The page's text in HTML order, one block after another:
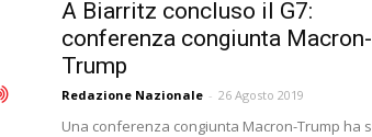
A Biarritz concluso il G7:
conferenza congiunta Macron-
Trump
Redazione Nazionale - 26 Agosto 2019
Una conferenza congiunta Macron-Trump ha